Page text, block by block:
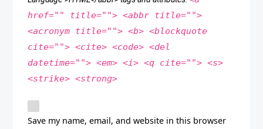
href="" title=""> <abbr title="">
<acronym title=""> <b> <blockquote
cite=""> <cite> <code> <del
datetime=""> <em> <i> <q cite=""> <s>
<strike> <strong>
Save my name, email, and website in this browser